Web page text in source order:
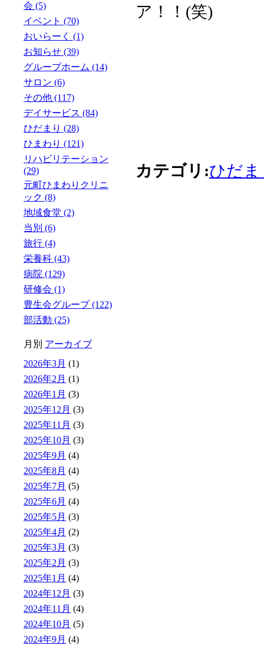
ア！！(笑)
カテゴリ:ひだ
会 (5)
イベント (70)
おいらーく (1)
お知らせ (39)
グループホーム (14)
サロン (6)
その他 (117)
デイサービス (84)
ひだまり (28)
ひまわり (121)
リハビリテーション
(29)
元町ひまわりクリニ
ック (8)
地域食堂 (2)
当別 (6)
旅行 (4)
栄養科 (43)
病院 (129)
研修会 (1)
豊生会グループ (122)
部活動 (25)
月別 アーカイブ
2026年3月 (1)
2026年2月 (1)
2026年1月 (3)
2025年12月 (3)
2025年11月 (3)
2025年10月 (3)
2025年9月 (4)
2025年8月 (4)
2025年7月 (5)
2025年6月 (4)
2025年5月 (3)
2025年4月 (2)
2025年3月 (3)
2025年2月 (3)
2025年1月 (4)
2024年12月 (3)
2024年11月 (4)
2024年10月 (5)
2024年9月 (4)